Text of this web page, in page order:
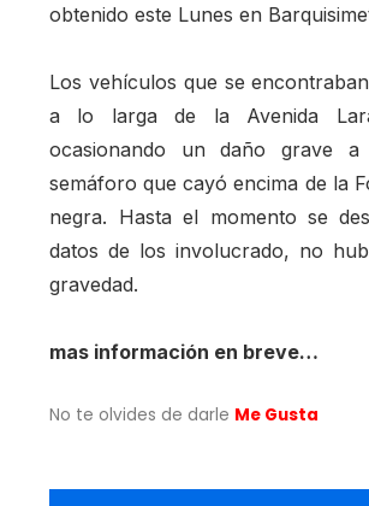
obtenido este Lunes en
Los vehículos que se
a lo larga de la Avenida
ocasionando un daño grave
semáforo que cayó encima de la
negra. Hasta el momento se
datos de los involucrado, no
gravedad.
mas información en breve…
No te olvides de darle Me Gusta